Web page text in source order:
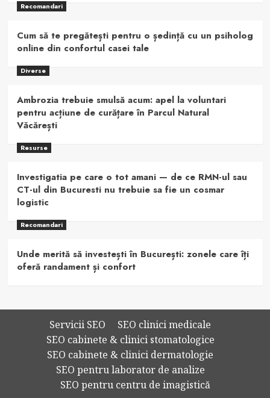
Recomandari
Cum să te pregătești pentru o ședință cu un psiholog
online din confortul casei tale
Diverse
Ambrozia trebuie smulsă acum: apel la voluntari
pentru acțiune de curățare în Parcul Natural
Văcărești
Resurse
Investigatia pe care o tot amani — de ce RMN-ul sau
CT-ul din Bucuresti nu trebuie sa fie un cosmar
logistic
Recomandari
Unde merită să investești în București: zonele care îți
oferă randament și confort
Servicii SEO
SEO clinici medicale
SEO cabinete & clinici stomatologice
SEO cabinete & clinici dermatologie
SEO pentru laborator de analize
SEO pentru centru de imagistică